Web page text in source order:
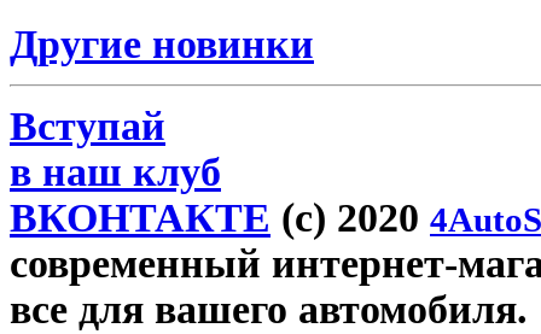
Другие новинки
Вступай
в наш клуб
ВКОНТАКТЕ (c) 2020
современный интернет-
все для вашего автомобиля.